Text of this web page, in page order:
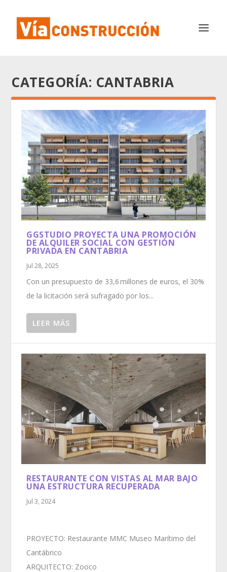
CATEGORÍA: CANTABRIA
GGSTUDIO PROYECTA UNA PROMOCIÓN
DE ALQUILER SOCIAL CON GESTIÓN
PRIVADA EN CANTABRIA
Jul 28, 2025
Con un presupuesto de 33,6 millones de euros, el 30%
de la licitación será sufragado por los...
LEER MÁS
RESTAURANTE CON VISTAS AL MAR BAJO
UNA ESTRUCTURA RECUPERADA
Jul 3, 2024
PROYECTO: Restaurante MMC Museo Marítimo del
Cantábrico
ARQUITECTO: Zooco